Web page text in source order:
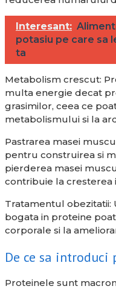
Interesant:
potasiu pe care sa
ta
Metabolism crescut:
multa energie decat
grasimilor, ceea ce
metabolismului si la
Pastrarea masei
pentru construirea si
pierderea masei
contribuie la cresterea
Tratamentul obezitatii:
bogata in proteine
corporale si la
De ce sa
Proteinele sunt